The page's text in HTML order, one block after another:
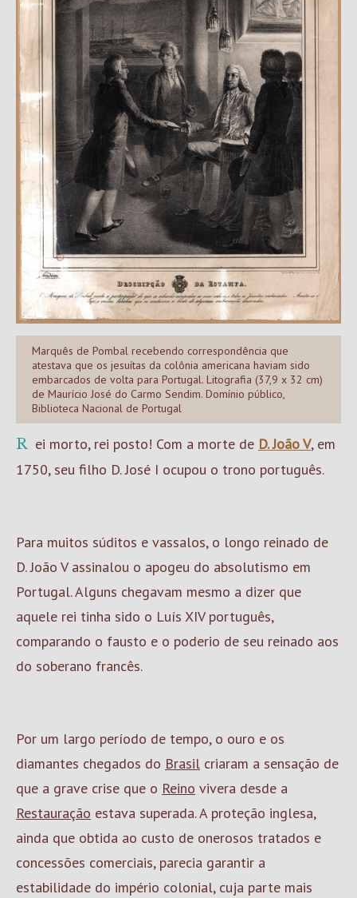
Marquês de Pombal recebendo correspondência que
atestava que os jesuítas da colônia americana haviam sido
embarcados de volta para Portugal. Litografia (37,9 x 32 cm)
de Maurício José do Carmo Sendim. Domínio público,
Biblioteca Nacional de Portugal
Rei morto, rei posto! Com a morte de D. João V, em
1750, seu filho D. José I ocupou o trono português.
Para muitos súditos e vassalos, o longo reinado de
D. João V assinalou o apogeu do absolutismo em
Portugal. Alguns chegavam mesmo a dizer que
aquele rei tinha sido o Luís XIV português,
comparando o fausto e o poderio de seu reinado aos
do soberano francês.
Por um largo período de tempo, o ouro e os
diamantes chegados do Brasil criaram a sensação de
que a grave crise que o Reino vivera desde a
Restauração estava superada. A proteção inglesa,
ainda que obtida ao custo de onerosos tratados e
concessões comerciais, parecia garantir a
estabilidade do império colonial, cuja parte mais